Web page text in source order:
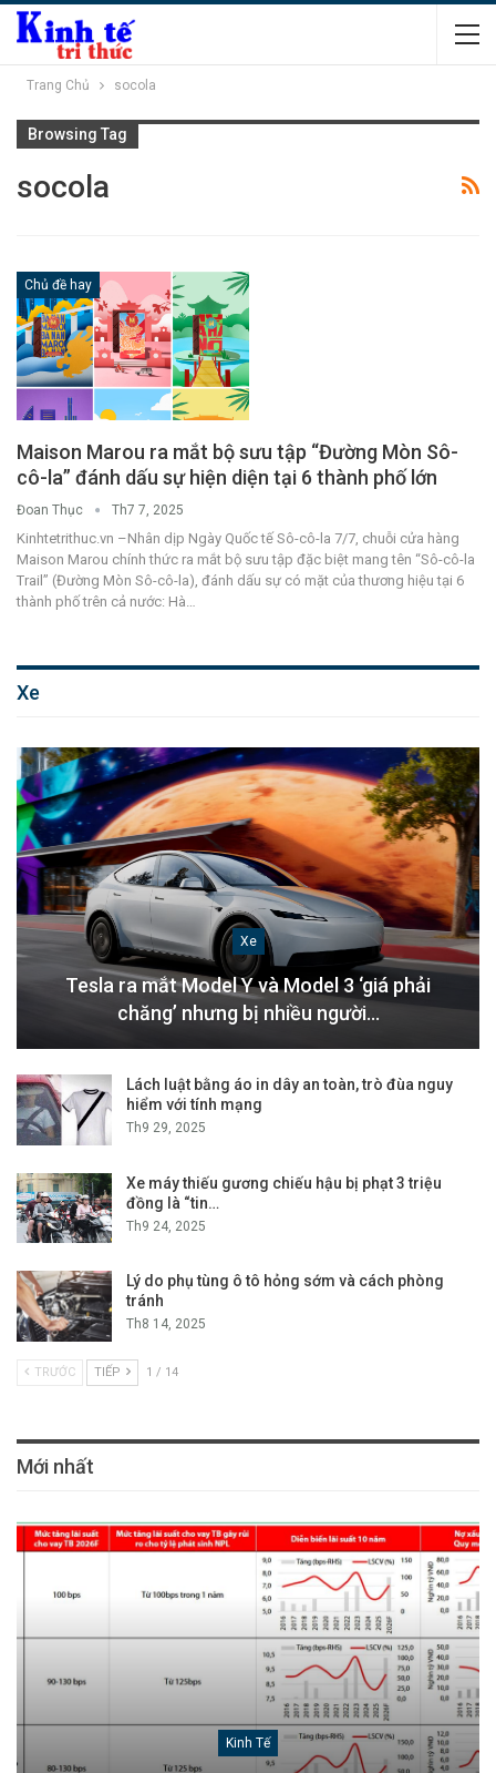
Trang Chủ socola
Browsing Tag
socola
Chủ đề hay
Maison Marou ra mắt bộ sưu tập “Đường Mòn Sô-
cô-la” đánh dấu sự hiện diện tại 6 thành phố lớn
Đoan Thục Th7 7, 2025
Kinhtetrithuc.vn –Nhân dịp Ngày Quốc tế Sô-cô-la 7/7, chuỗi cửa hàng
Maison Marou chính thức ra mắt bộ sưu tập đặc biệt mang tên “Sô-cô-la
Trail” (Đường Mòn Sô-cô-la), đánh dấu sự có mặt của thương hiệu tại 6
thành phố trên cả nước: Hà…
Xe
Xe
Tesla ra mắt Model Y và Model 3 ‘giá phải
chăng’ nhưng bị nhiều người…
Lách luật bằng áo in dây an toàn, trò đùa nguy
hiểm với tính mạng
Th9 29, 2025
Xe máy thiếu gương chiếu hậu bị phạt 3 triệu
đồng là “tin…
Th9 24, 2025
Lý do phụ tùng ô tô hỏng sớm và cách phòng
tránh
Th8 14, 2025
TRƯỚC TIẾP 1 / 14
Mới nhất
Kinh Tế